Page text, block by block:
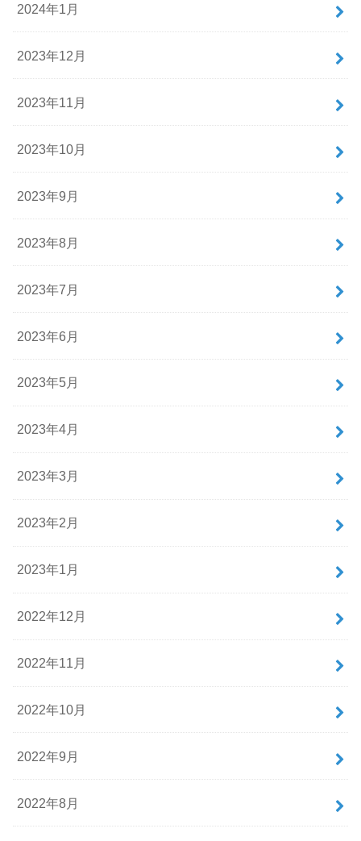
2024年1月
2023年12月
2023年11月
2023年10月
2023年9月
2023年8月
2023年7月
2023年6月
2023年5月
2023年4月
2023年3月
2023年2月
2023年1月
2022年12月
2022年11月
2022年10月
2022年9月
2022年8月